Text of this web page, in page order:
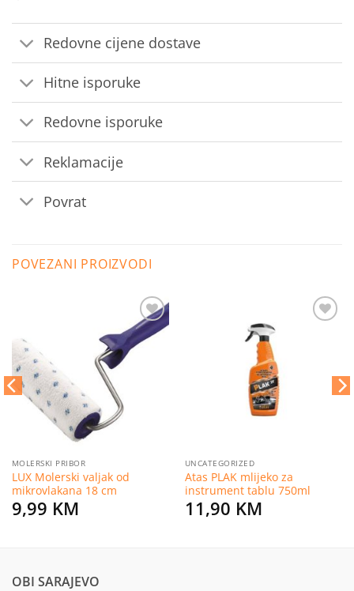
Redovne cijene dostave
Hitne isporuke
Redovne isporuke
Reklamacije
Povrat
POVEZANI PROIZVODI
Dodaj
na
MOLERSKI PRIBOR
LUX Molerski valjak od
mikrovlakana 18 cm
9,99 KM
UNCATEGORIZED
Atas PLAK mlijeko za
instrument tablu 750ml
11,90 KM
OBI SARAJEVO